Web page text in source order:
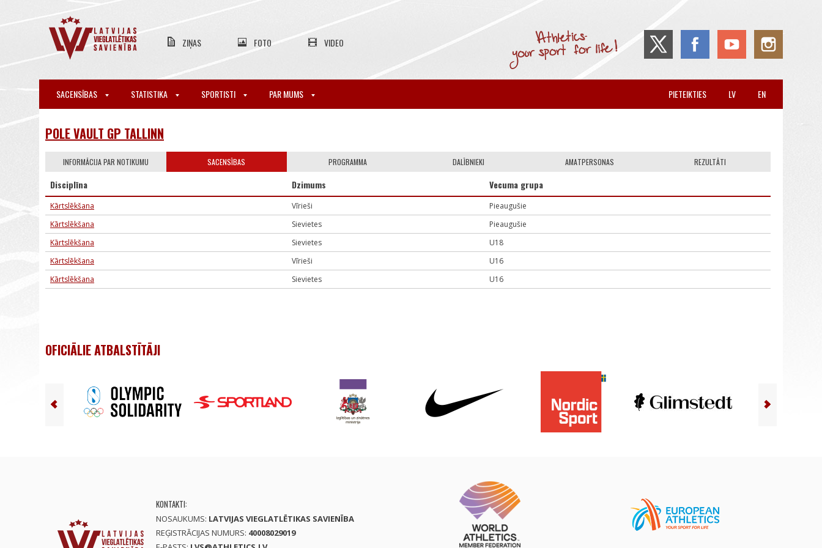
ZIŅAS FOTO VIDEO
SACENSĪBAS STATISTIKA SPORTISTI PAR MUMS EN
LV
PIETEIKTIES
POLE VAULT GP TALLINN
INFORMĀCIJA PAR NOTIKUMU SACENSĪBAS PROGRAMMA DALĪBNIEKI AMATPERSONAS REZULTĀTI
Disciplīna Dzimums Vecuma grupa
Kārtslēkšana Vīrieši
Pieaugušie
Kārtslēkšana
Sievietes
Pieaugušie
Kārtslēkšana
Sievietes
U18
Kārtslēkšana
Vīrieši
U16
Kārtslēkšana
Sievietes U16
OFICIĀLIE ATBALSTĪTĀJI
KONTAKTI:
NOSAUKUMS: LATVIJAS VIEGLATLĒTIKAS SAVIENĪBA
REĢISTRĀCIJAS NUMURS: 40008029019